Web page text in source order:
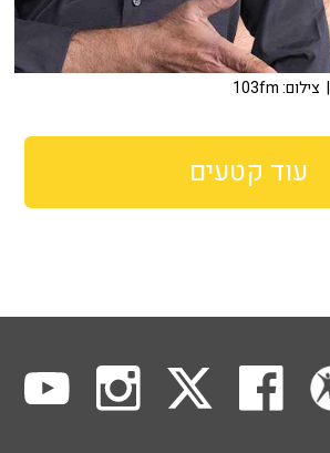
| צילום: 103fm
עוד קטעים